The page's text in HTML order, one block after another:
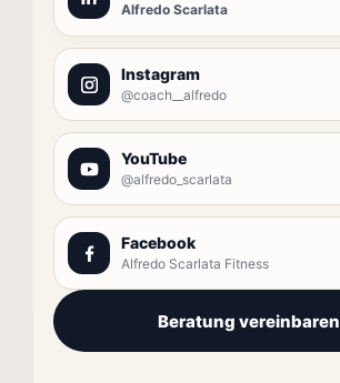
Alfredo Scarlata
Instagram
@coach__alfredo
YouTube
@alfredo_scarlata
Facebook
Alfredo Scarlata Fitness
Beratung vereinbaren